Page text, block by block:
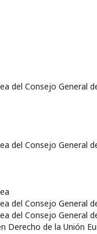
del Consejo General
del Consejo General
del Consejo General
del Consejo General
Derecho de la Unión